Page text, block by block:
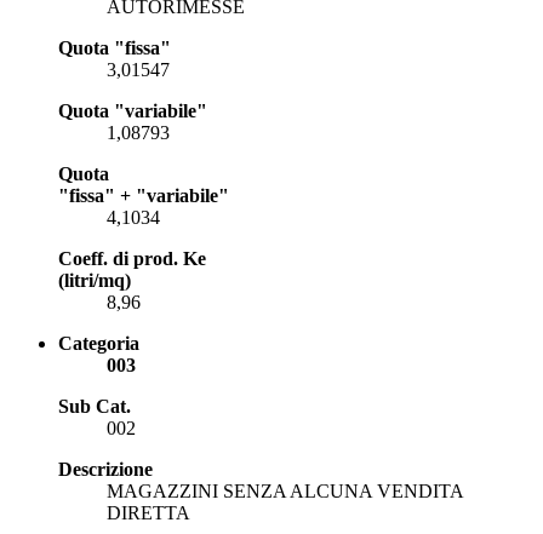
AUTORIMESSE
Quota "fissa"
3,01547
Quota "variabile"
1,08793
Quota
"fissa" + "variabile"
4,1034
Coeff. di prod. Ke
(litri/mq)
8,96
Categoria
003
Sub Cat.
002
Descrizione
MAGAZZINI SENZA ALCUNA VENDITA
DIRETTA